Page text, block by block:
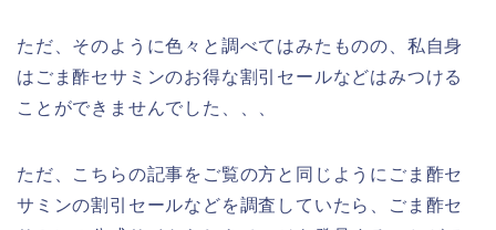
ただ、そのように色々と調べてはみたものの、私自身
はごま酢セサミンのお得な割引セールなどはみつける
ことができませんでした、、、
ただ、こちらの記事をご覧の方と同じようにごま酢セ
サミンの割引セールなどを調査していたら、ごま酢セ